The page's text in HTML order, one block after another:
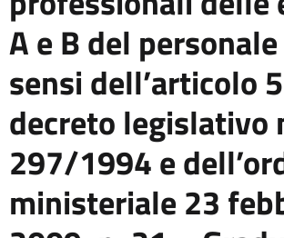
A e B del personale
sensi dell’articolo
decreto legislativo
297/1994 e
ministeriale 23